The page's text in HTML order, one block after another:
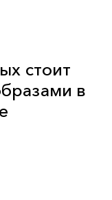
стоит
в